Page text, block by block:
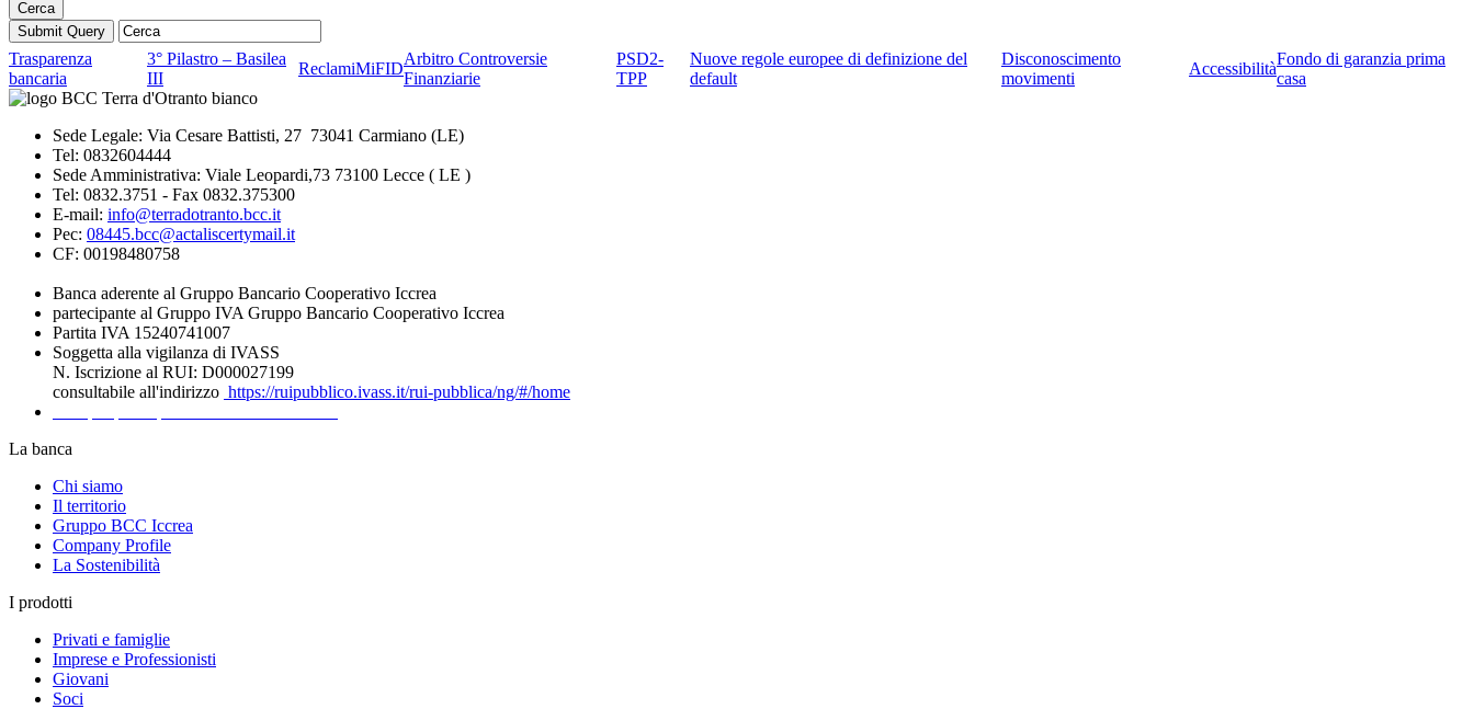
Cerca
Trasparenza
bancaria
3° Pilastro – Basilea
III
ReclamiMiFID
Arbitro Controversie
Finanziarie
PSD2-
TPP
Nuove regole europee di definizione del
default
Disconoscimento
movimenti
Accessibilità
Fondo di garanzia prima
casa
Sede Legale: Via Cesare Battisti, 27 73041 Carmiano (LE)
Tel: 0832604444
Sede Amministrativa: Viale Leopardi,73 73100 Lecce ( LE )
Tel: 0832.3751 - Fax 0832.375300
E-mail: info@terradotranto.bcc.it
Pec: 08445.bcc@actaliscertymail.it
CF: 00198480758
Banca aderente al Gruppo Bancario Cooperativo Iccrea
partecipante al Gruppo IVA Gruppo Bancario Cooperativo Iccrea
Partita IVA 15240741007
Soggetta alla vigilanza di IVASS
N. Iscrizione al RUI: D000027199
consultabile all'indirizzo https://ruipubblico.ivass.it/rui-pubblica/ng/#/home
La banca
Chi siamo
Il territorio
Gruppo BCC Iccrea
Company Profile
La Sostenibilità
I prodotti
Privati e famiglie
Imprese e Professionisti
Giovani
Soci